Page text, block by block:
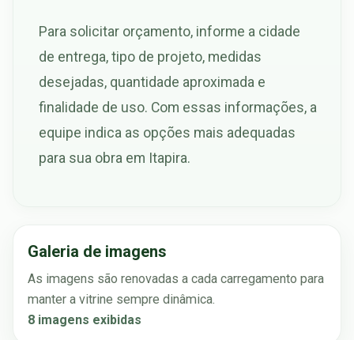
Para solicitar orçamento, informe a cidade
de entrega, tipo de projeto, medidas
desejadas, quantidade aproximada e
finalidade de uso. Com essas informações, a
equipe indica as opções mais adequadas
para sua obra em Itapira.
Galeria de imagens
As imagens são renovadas a cada carregamento para
manter a vitrine sempre dinâmica.
8 imagens exibidas